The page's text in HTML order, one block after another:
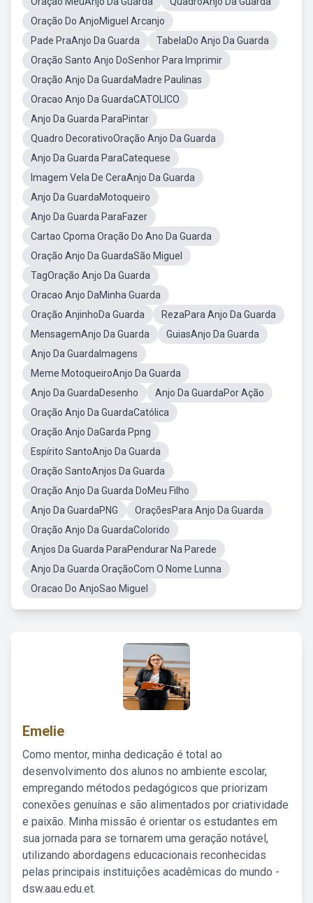
Oração Do AnjoMiguel Arcanjo
Pade PraAnjo Da Guarda
TabelaDo Anjo Da Guarda
Oração Santo Anjo DoSenhor Para Imprimir
Oração Anjo Da GuardaMadre Paulinas
Oracao Anjo Da GuardaCATOLICO
Anjo Da Guarda ParaPintar
Quadro DecorativoOração Anjo Da Guarda
Anjo Da Guarda ParaCatequese
Imagem Vela De CeraAnjo Da Guarda
Anjo Da GuardaMotoqueiro
Anjo Da Guarda ParaFazer
Cartao Cpoma Oração Do Ano Da Guarda
Oração Anjo Da GuardaSão Miguel
TagOração Anjo Da Guarda
Oracao Anjo DaMinha Guarda
Oração AnjinhoDa Guarda
RezaPara Anjo Da Guarda
MensagemAnjo Da Guarda
GuiasAnjo Da Guarda
Anjo Da GuardaImagens
Meme MotoqueiroAnjo Da Guarda
Anjo Da GuardaDesenho
Anjo Da GuardaPor Ação
Oração Anjo Da GuardaCatólica
Oração Anjo DaGarda Ppng
Espírito SantoAnjo Da Guarda
Oração SantoAnjos Da Guarda
Oração Anjo Da Guarda DoMeu Filho
Anjo Da GuardaPNG
OraçõesPara Anjo Da Guarda
Oração Anjo Da GuardaColorido
Anjos Da Guarda ParaPendurar Na Parede
Anjo Da Guarda OraçãoCom O Nome Lunna
Oracao Do AnjoSao Miguel
Emelie
Como mentor, minha dedicação é total ao
desenvolvimento dos alunos no ambiente escolar,
empregando métodos pedagógicos que priorizam
conexões genuínas e são alimentados por criatividade
e paixão. Minha missão é orientar os estudantes em
sua jornada para se tornarem uma geração notável,
utilizando abordagens educacionais reconhecidas
pelas principais instituições acadêmicas do mundo -
dsw.aau.edu.et.